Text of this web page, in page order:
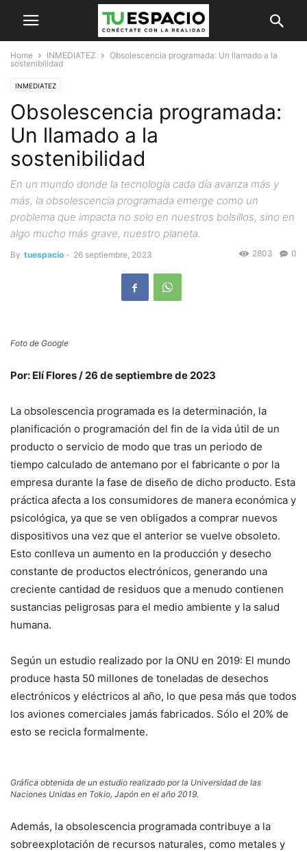
Home INMEDIATEZ
Obsolescencia programada: Un llamado a la
sostenibilidad
INMEDIATEZ
Obsolescencia programada:
Un llamado a la
sostenibilidad
En un mundo donde la tecnología cada día avanza más y
más, la obsolescencia programada emerge como un
problema que impacta no solo en nuestros bolsillos, sino en
algo mucho más grave, nuestro planeta.
By tuespacio - 26 septiembre, 2023 0
2803
Foto de Google
Por: Elí Flores / 26 de septiembre de 2023
La obsolescencia programada es la determinación, la
planificación o programación del fin de la vida útil de un
producto o servicio de modo que tras un periodo de
tiempo calculado de antemano por el fabricante o por la
empresa durante la fase de diseño de dicho producto. Esta
práctica afecta a los consumidores de manera económica y
psicológica, ya que se ven obligados a comprar nuevos
dispositivos una vez que el anterior se vuelve obsoleto.
Esto conlleva un aumento en la producción y desecho
constante de productos electrónicos, generando una
creciente cantidad de residuos que a menudo contienen
sustancias peligrosas para el medio ambiente y la salud
humana.
Según un estudio realizado por la ONU en 2019: El mundo
produce hasta 50 millones de toneladas de desechos
electrónicos y eléctricos al año, lo que pesa más que todos
los aviones comerciales jamás fabricados. Sólo el 20% de
esto se recicla formalmente.
Gráfica obtenida de un estudio realizado por la Universidad de las
Naciones Unidas en Tokio, Japón en el año 2019.
Además, la obsolescencia programada contribuye a la
sobreexplotación de recursos naturales, como metales y